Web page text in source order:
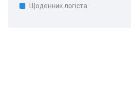
Щоденник логіста